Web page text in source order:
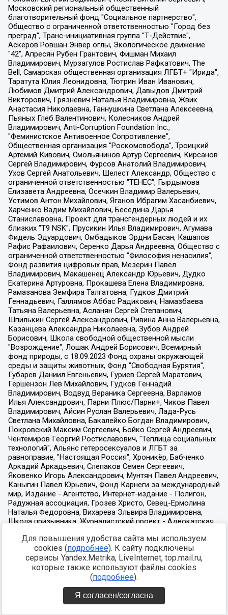
Для повышения удобства сайта мы используем
cookies (подробнее). К сайту подключены
сервисы Yandex.Metrika, LiveInternet, top.mail.ru,
которые также используют файлы cookies
(подробнее).
Я согласен/согласна